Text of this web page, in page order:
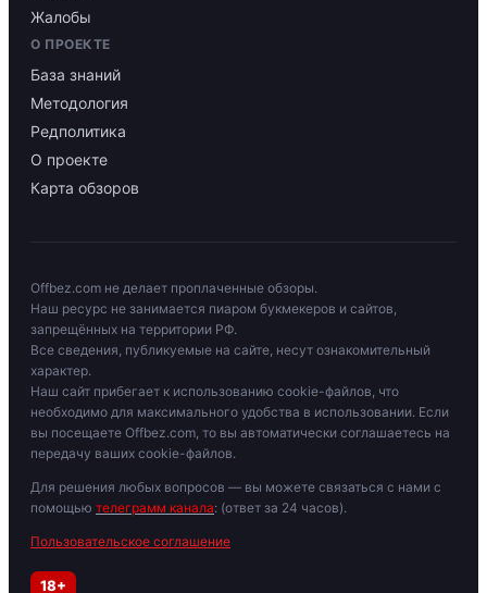
Жалобы
О ПРОЕКТЕ
База знаний
Методология
Редполитика
О проекте
Карта обзоров
Offbez.com не делает проплаченные обзоры.
Наш ресурс не занимается пиаром букмекеров и сайтов,
запрещённых на территории РФ.
Все сведения, публикуемые на сайте, несут ознакомительный
характер.
Наш сайт прибегает к использованию cookie-файлов, что
необходимо для максимального удобства в использовании. Если
вы посещаете Offbez.com, то вы автоматически соглашаетесь на
передачу ваших cookie-файлов.
Для решения любых вопросов — вы можете связаться с нами с
помощью телеграмм канала: (ответ за 24 часов).
Пользовательское соглашение
18+